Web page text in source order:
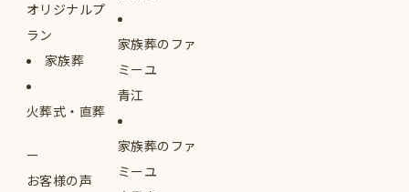
オリジナルプ
ラン
家族葬
火葬式・直葬
お客様の声
家族葬のファ
ミーユ
青江
家族葬のファ
ミーユ